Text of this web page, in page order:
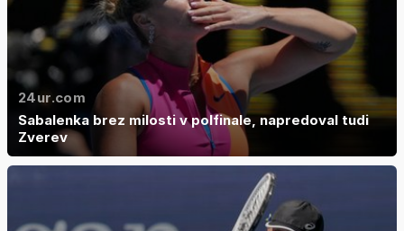
24ur.com
Sabalenka brez milosti v polfinale, napredoval tudi
Zverev